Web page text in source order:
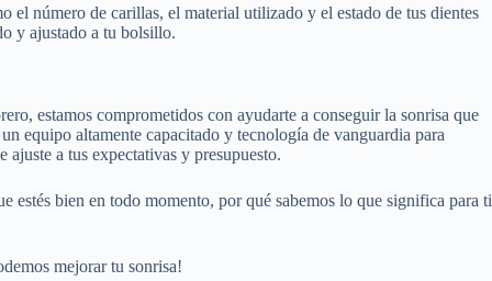
el número de carillas, el material utilizado y el estado de tus dientes
y ajustado a tu bolsillo.
estamos comprometidos con ayudarte a conseguir la sonrisa que
equipo altamente capacitado y tecnología de vanguardia para
ajuste a tus expectativas y presupuesto.
estés bien en todo momento, por qué sabemos lo que significa para ti
mejorar tu sonrisa!